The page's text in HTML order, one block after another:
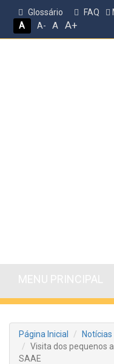
Glossário FAQ
A
A- A A+
Página Inicial
Notícias
Visita dos pequenos
SAAE